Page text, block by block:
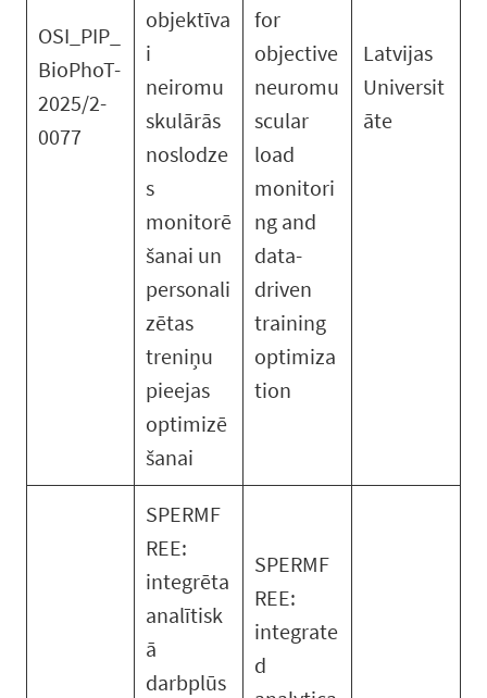
OSI_PIP_
BioPhoT-
2025/2-
0077
objektīva
i
neiromu
skulārās
noslodze
s
monitorē
šanai un
personali
zētas
treniņu
pieejas
optimizē
šanai
for
objective
neuromu
scular
load
monitori
ng and
data-
driven
training
optimiza
tion
Latvijas
Universit
āte
SPERMF
REE:
integrēta
analītisk
ā
darbplūs
SPERMF
REE:
integrate
d